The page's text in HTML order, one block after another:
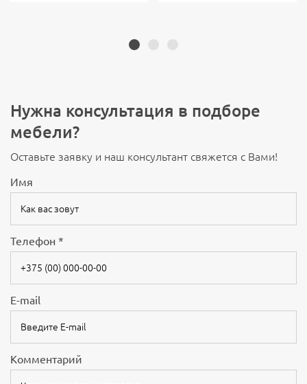
Нужна консультация в подборе
мебели?
Оставьте заявку и наш консультант свяжется с Вами!
Имя
Телефон *
E-mail
Комментарий